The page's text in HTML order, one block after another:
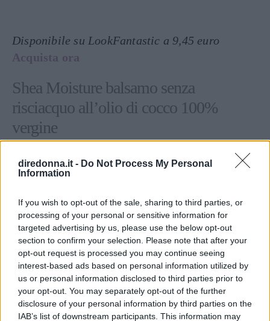
diredonna.it - Do Not Process My Personal
Information
If you wish to opt-out of the sale, sharing to third parties, or
processing of your personal or sensitive information for
targeted advertising by us, please use the below opt-out
section to confirm your selection. Please note that after your
opt-out request is processed you may continue seeing
interest-based ads based on personal information utilized by
us or personal information disclosed to third parties prior to
your opt-out. You may separately opt-out of the further
disclosure of your personal information by third parties on the
IAB’s list of downstream participants. This information may
Disponibile su LookFantastic a 9,45 euro
Acquista ora
Shea Moisture balsamo senza
risciacquo all’olio di cocco 100%
vergine